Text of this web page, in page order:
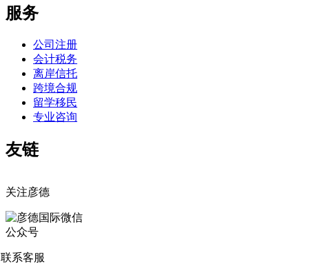
服务
公司注册
会计税务
离岸信托
跨境合规
留学移民
专业咨询
友链
关注彦德
联系客服